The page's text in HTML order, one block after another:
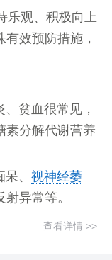
乐观、积极向上
效预防措施，
贫血很常见，
素分解代谢营养
呆、视神经萎
异常等。
查看详情 >>